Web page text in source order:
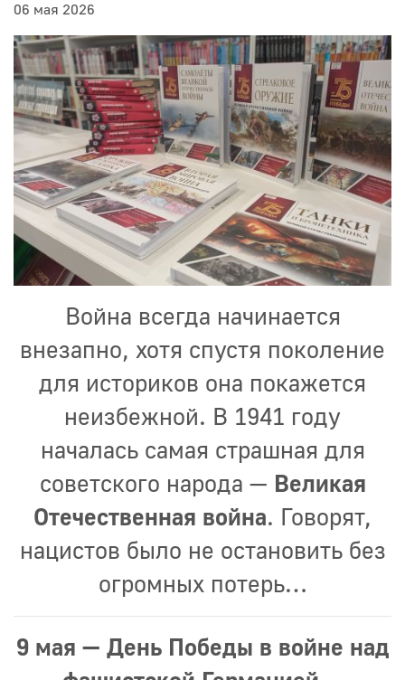
06 мая 2026
Война всегда начинается
внезапно, хотя спустя поколение
для историков она покажется
неизбежной. В 1941 году
началась самая страшная для
советского народа — Великая
Отечественная война. Говорят,
нацистов было не остановить без
огромных потерь…
9 мая — День Победы в войне над